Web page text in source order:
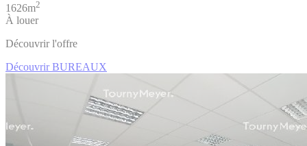
1626m2
À louer
Découvrir l'offre
Découvrir BUREAUX